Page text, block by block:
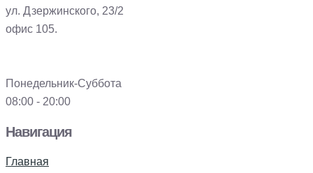
ул. Дзержинского, 23/2
офис 105.
Понедельник-Суббота
08:00 - 20:00
Навигация
Главная